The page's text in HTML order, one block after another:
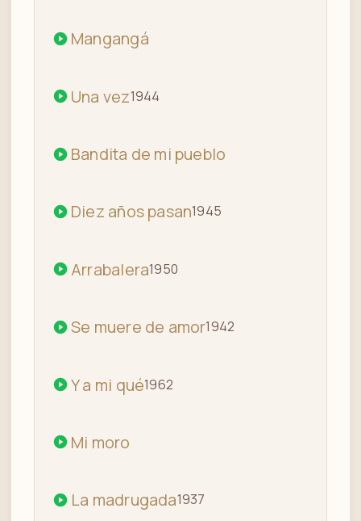
Mangangá
Una vez1944
Bandita de mi pueblo
Diez años pasan1945
Arrabalera1950
Se muere de amor1942
Y a mi qué1962
Mi moro
La madrugada1937